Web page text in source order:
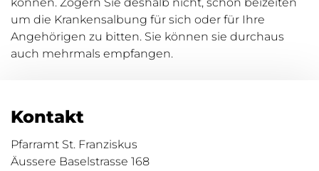
um die Krankensalbung für sich oder für Ihre
Angehörigen zu bitten. Sie können sie durchaus
auch mehrmals empfangen.
Kontakt
Pfarramt St. Franziskus
Äussere Baselstrasse 168